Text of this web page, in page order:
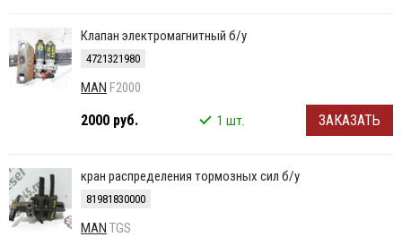
Клапан электромагнитный б/у
4721321980
MAN F2000
2000 руб. 1 шт. ЗАКАЗАТЬ
кран распределения тормозных сил б/у
81981830000
MAN TGS